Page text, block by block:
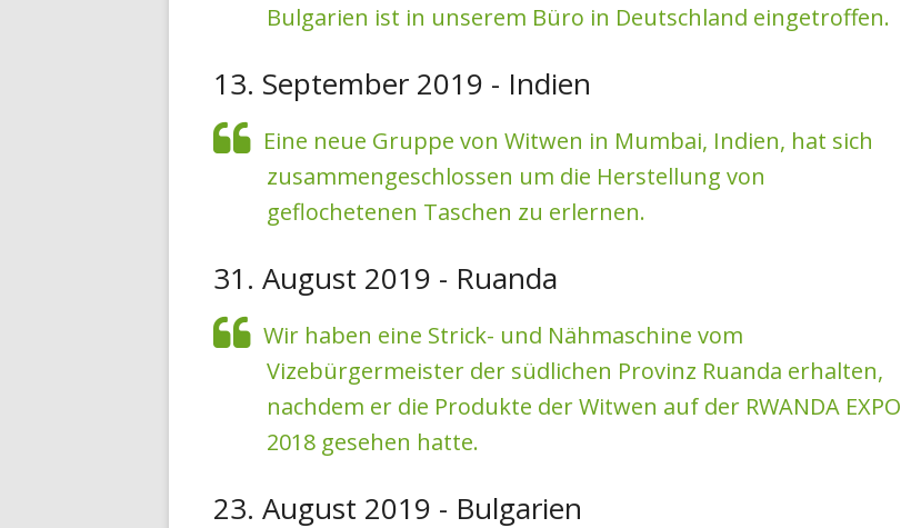
Bulgarien ist in unserem Büro in Deutschland eingetroffen.
13. September 2019 - Indien
Eine neue Gruppe von Witwen in Mumbai, Indien, hat sich
zusammengeschlossen um die Herstellung von
geflochetenen Taschen zu erlernen.
31. August 2019 - Ruanda
Wir haben eine Strick- und Nähmaschine vom
Vizebürgermeister der südlichen Provinz Ruanda erhalten,
nachdem er die Produkte der Witwen auf der RWANDA EXPO
2018 gesehen hatte.
23. August 2019 - Bulgarien